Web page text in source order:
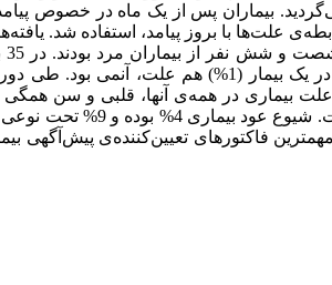
بیماران پس از یک ماه در خصوص
بیمار (60%) علت ناشناخته، در 4 بیمار (4%) علت مغزی و در یک
الکتروکاردیوگرافی در بدو ورود در هر
از 70 سال و علت قلبی، مهمترین فاکتورهای